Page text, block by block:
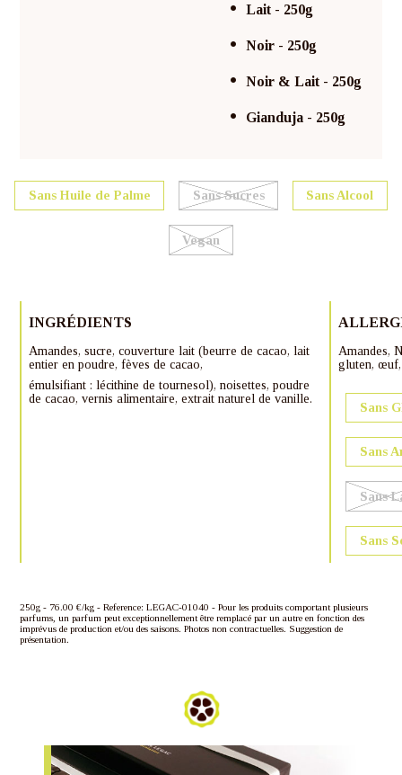
Lait - 250g
Noir - 250g
Noir & Lait - 250g
Gianduja - 250g
Sans Huile de Palme Sans Sucres Sans Alcool
Vegan
INGRÉDIENTS
Amandes, sucre, couverture lait (beurre de cacao, lait
entier en poudre, fèves de cacao,
émulsifiant : lécithine de tournesol), noisettes, poudre
de cacao, vernis alimentaire, extrait naturel de vanille.
Amandes,
gluten,
Sans
Sans
Sans
Sans
250g - 76.00 €/kg - Reference: LEGAC-01040 - Pour les produits comportant plusieurs
parfums, un parfum peut exceptionnellement être remplacé par un autre en fonction des
imprévus de production et/ou des saisons. Photos non contractuelles. Suggestion de
présentation.